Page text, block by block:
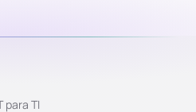
para TI